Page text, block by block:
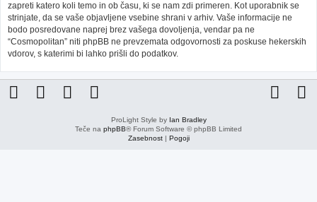
zapreti katero koli temo in ob času, ki se nam zdi primeren. Kot uporabnik se
strinjate, da se vaše objavljene vsebine shrani v arhiv. Vaše informacije ne
bodo posredovane naprej brez vašega dovoljenja, vendar pa ne
“Cosmopolitan” niti phpBB ne prevzemata odgovornosti za poskuse hekerskih
vdorov, s katerimi bi lahko prišli do podatkov.
ProLight Style by Ian Bradley
Teče na phpBB® Forum Software © phpBB Limited
Zasebnost| Pogoji